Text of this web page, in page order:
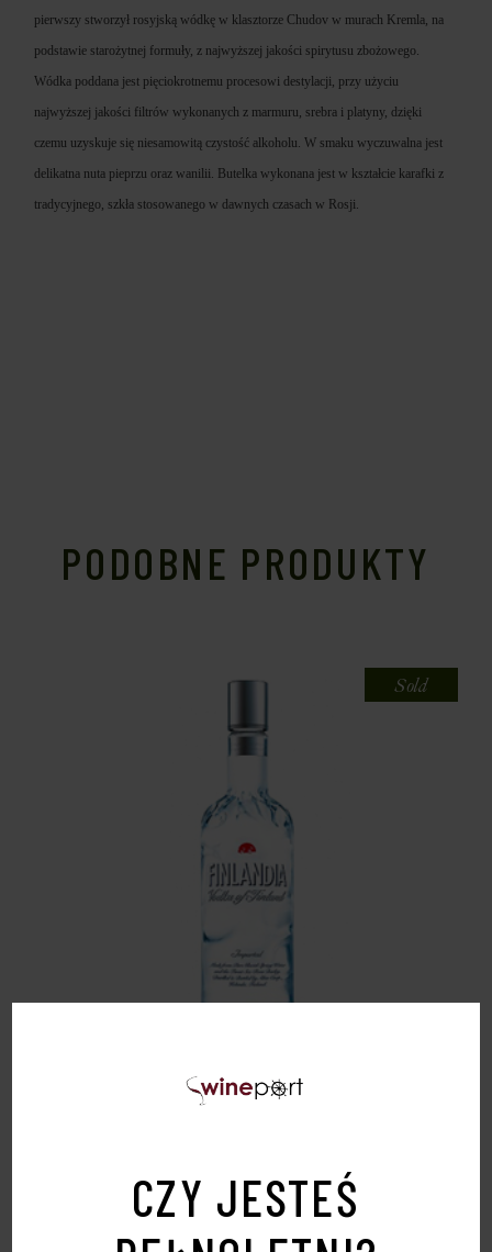
CZY JESTEŚ
pierwszy stworzył rosyjską wódkę w klasztorze Chudov w murach Kremla, na
podstawie starożytnej formuły, z najwyższej jakości spirytusu zbożowego.
Wódka poddana jest pięciokrotnemu procesowi destylacji, przy użyciu
najwyższej jakości filtrów wykonanych z marmuru, srebra i platyny, dzięki
czemu uzyskuje się niesamowitą czystość alkoholu. W smaku wyczuwalna jest
delikatna nuta pieprzu oraz wanilii. Butelka wykonana jest w kształcie karafki z
tradycyjnego, szkła stosowanego w dawnych czasach w Rosji.
PODOBNE PRODUKTY
Sold
WÓDKA FINLANDIA 0,5L 40 %